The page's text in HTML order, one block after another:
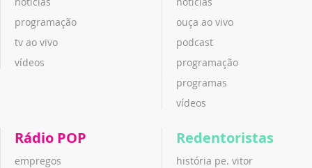
programação
tv ao vivo
vídeos
ouça ao vivo
podcast
programação
programas
vídeos
Rádio POP
empregos
Redentoristas
história pe. vitor